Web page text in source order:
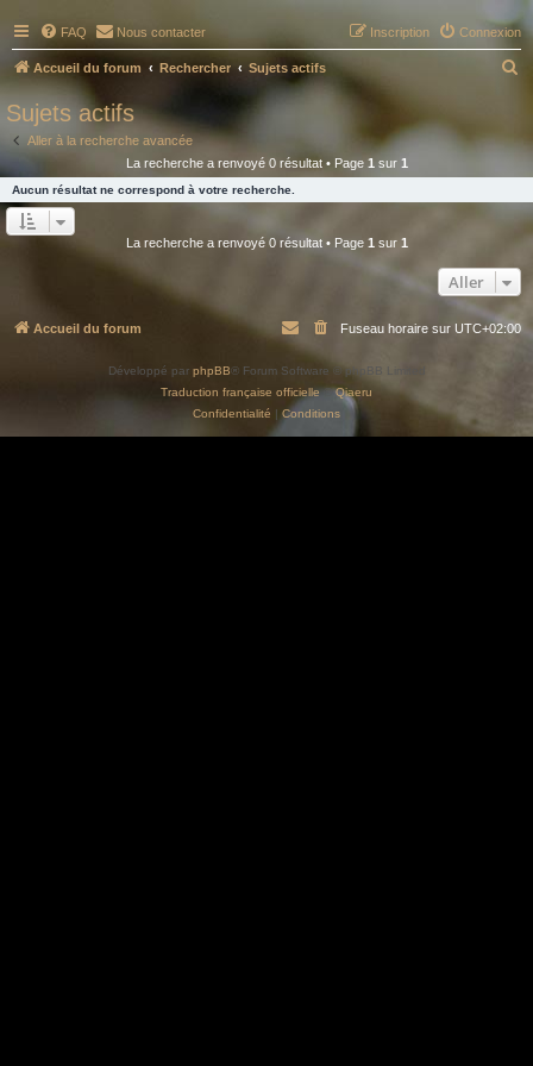
FAQ Nous contacter Connexion
Inscription
Accueil du forum Rechercher Sujets actifs
e
e
r
Sujets actifs
Aller à la recherche avancée
La recherche a renvoyé 0 résultat • Page 1sur 1
Aucun résultat ne correspond à votre recherche.
La recherche a renvoyé 0 résultat • Page 1 sur 1
Aller
Accueil du forum Fuseau horaire sur UTC+02:00
Développé par phpBB® Forum Software © phpBB Limited
Traduction française officielle©Qiaeru
Confidentialité | Conditions